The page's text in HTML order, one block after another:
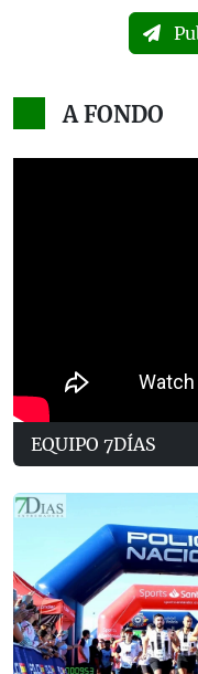
A FONDO
EQUIPO 7DÍAS